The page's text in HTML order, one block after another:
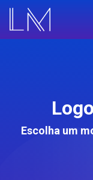
Escolha um